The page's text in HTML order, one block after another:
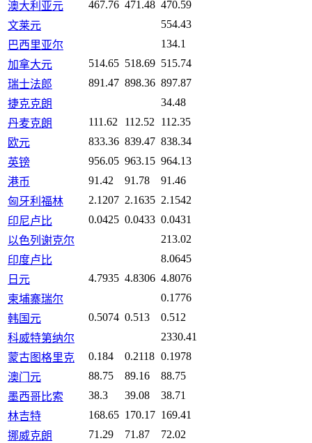
澳大利亚元 467.76 471.48 470.59
文莱元
554.43
巴西里亚尔
134.1
加拿大元
514.65 518.69 515.74
瑞士法郎
891.47 898.36 897.87
捷克克朗
34.48
丹麦克朗
111.62 112.52
112.35
欧元
833.36 839.47 838.34
英镑
956.05 963.15 964.13
港币
91.42 91.78
91.46
匈牙利福林
2.1207 2.1635 2.1542
印尼卢比
0.0425 0.0433 0.0431
以色列谢克尔
213.02
印度卢比
8.0645
日元
4.7935 4.8306 4.8076
柬埔寨瑞尔
0.1776
韩国元
0.5074 0.513
0.512
科威特第纳尔
2330.41
蒙古图格里克
0.184 0.2118 0.1978
澳门元
88.75 89.16
88.75
墨西哥比索
38.3 39.08
38.71
林吉特
168.65 170.17 169.41
挪威克朗
71.29 71.87
72.02